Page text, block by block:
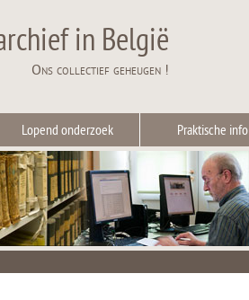
in België
Ons collectief geheugen !
Lopend onderzoek Praktische info